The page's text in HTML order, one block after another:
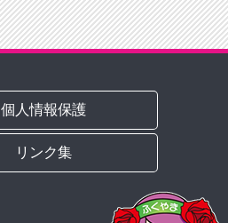
個人情報保護
リンク集